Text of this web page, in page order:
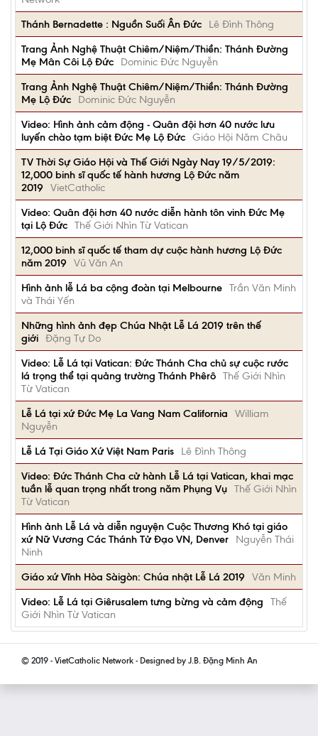
Thánh Bernadette : Nguồn Suối Ân Đức
Lê Đình Thông
Trang Ảnh Nghệ Thuật Chiêm/Niệm/Thiền: Thánh Đường
Mẹ Mân Côi Lộ Đức
Dominic Đức Nguyễn
Trang Ảnh Nghệ Thuật Chiêm/Niệm/Thiền: Thánh Đường
Mẹ Lộ Đức
Dominic Đức Nguyễn
Video: Hình ảnh cảm động - Quân đội hơn 40 nước lưu
luyến chào tạm biệt Đức Mẹ Lộ Đức Giáo Hội Năm Châu
TV Thời Sự Giáo Hội và Thế Giới Ngày Nay 19/5/2019:
12,000 binh sĩ quốc tế hành hương Lộ Đức năm
2019
VietCatholic
Video: Quân đội hơn 40 nước diễn hành tôn vinh Đức Mẹ
tại Lộ Đức Thế Giới Nhìn Từ Vatican
12,000 binh sĩ quốc tế tham dự cuộc hành hương Lộ Đức
năm 2019
Vũ Văn An
Hình ảnh lễ Lá ba cộng đoàn tại Melbourne Trần Văn Minh
và Thái Yến
Những hình ảnh đẹp Chúa Nhật Lễ Lá 2019 trên thế
giới Đặng Tự Do
Video: Lễ Lá tại Vatican: Đức Thánh Cha chủ sự cuộc rước
lá trọng thể tại quảng trường Thánh Phêrô Thế Giới Nhìn
Từ Vatican
Lễ Lá tại xứ Đức Mẹ La Vang Nam California
William
Nguyễn
Lễ Lá Tại Giáo Xứ Việt Nam Paris
Lê Đình Thông
Video: Đức Thánh Cha cử hành Lễ Lá tại Vatican, khai mạc
tuần lễ quan trọng nhất trong năm Phụng Vụ Thế Giới Nhìn
Từ Vatican
Hình ảnh Lễ Lá và diễn nguyện Cuộc Thương Khó tại giáo
xứ Nữ Vương Các Thánh Tử Đạo VN, Denver
Nguyễn Thái
Ninh
Giáo xứ Vĩnh Hòa Sàigòn: Chúa nhật Lễ Lá 2019
Văn Minh
Video: Lễ Lá tại Giêrusalem tưng bừng và cảm động
Thế
Giới Nhìn Từ Vatican
© 2019 - VietCatholic Network - Designed by J.B. Đặng Minh An